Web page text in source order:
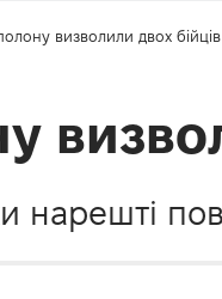
визволили двох
нарешті